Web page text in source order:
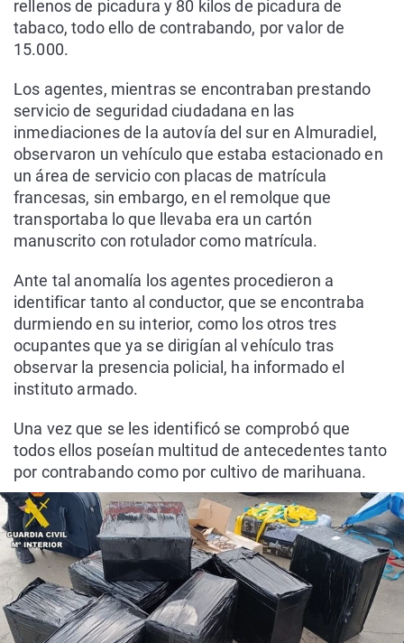
rellenos de picadura y 80 kilos de picadura de
tabaco, todo ello de contrabando, por valor de
15.000.
Los agentes, mientras se encontraban prestando
servicio de seguridad ciudadana en las
inmediaciones de la autovía del sur en Almuradiel,
observaron un vehículo que estaba estacionado en
un área de servicio con placas de matrícula
francesas, sin embargo, en el remolque que
transportaba lo que llevaba era un cartón
manuscrito con rotulador como matrícula.
Ante tal anomalía los agentes procedieron a
identificar tanto al conductor, que se encontraba
durmiendo en su interior, como los otros tres
ocupantes que ya se dirigían al vehículo tras
observar la presencia policial, ha informado el
instituto armado.
Una vez que se les identificó se comprobó que
todos ellos poseían multitud de antecedentes tanto
por contrabando como por cultivo de marihuana.